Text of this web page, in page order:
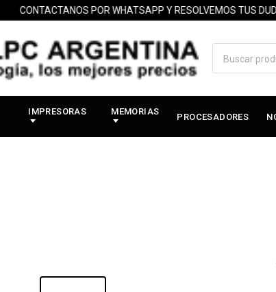
CONTACTANOS POR WHATSAPP Y RESOLVEMOS TUS DUDAS
IMPRESORAS MEMORIAS PROCESADORES